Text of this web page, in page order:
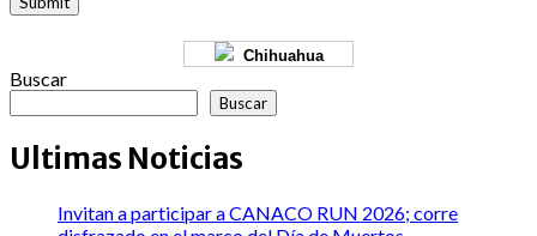
Chihuahua
Buscar
Buscar
Ultimas Noticias
Invitan a participar a CANACO RUN 2026; corre